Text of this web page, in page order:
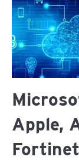
Apple,